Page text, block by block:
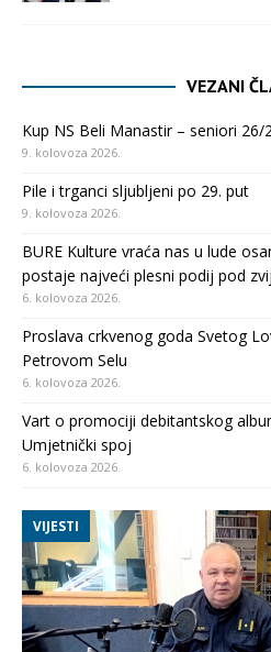
VEZANI
Kup NS Beli Manastir – seniori
9. kolovoza 2026.
Pile i trganci sljubljeni po 29. put
9. kolovoza 2026.
BURE Kulture vraća nas u lude
postaje najveći plesni podij pod
6. kolovoza 2026.
Proslava crkvenog goda Svetog
Petrovom Selu
6. kolovoza 2026.
Vart o promociji debitantskog
Umjetnički spoj
6. kolovoza 2026.
VIJESTI